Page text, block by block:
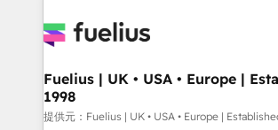
for you and execute it on HubSpot. We are on the
framework, meaning we've been
HubSpot and vetted by the CCS, which
can support public sector companies as
Fuelius | UK • USA • Europe |
1998
提供元：Fuelius | UK • USA • Europe |